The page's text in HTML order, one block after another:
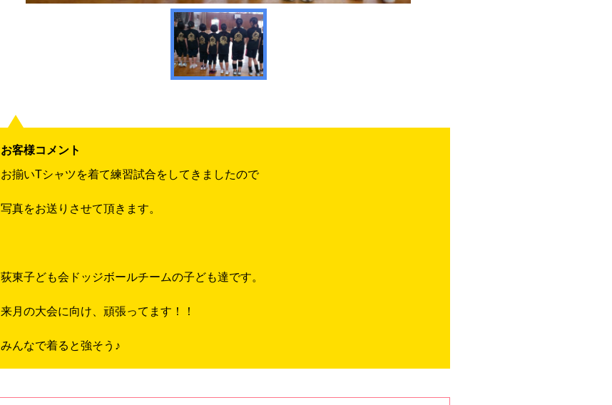
お客様コメント
お揃いTシャツを着て練習試合をしてきましたので
写真をお送りさせて頂きます。
荻東子ども会ドッジボールチームの子ども達です。
来月の大会に向け、頑張ってます！！
みんなで着ると強そう♪